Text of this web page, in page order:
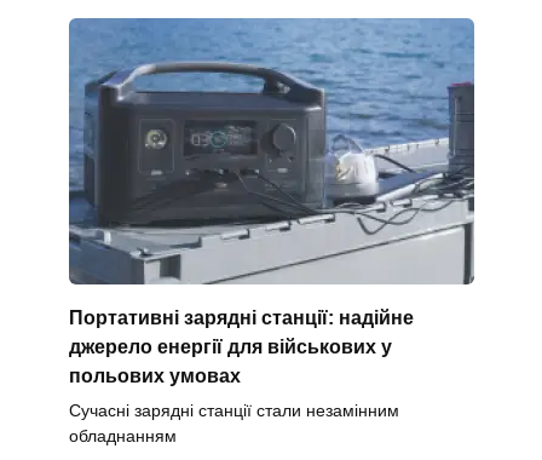
Портативні зарядні станції: надійне
джерело енергії для військових у
польових умовах
Сучасні зарядні станції стали незамінним
обладнанням